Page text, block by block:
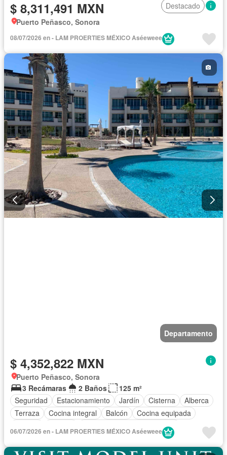
$ 8,311,491 MXN
Destacado
Puerto Peñasco, Sonora
08/07/2026 en - LAM PROERTIES MÉXICO Aséeweee
Departamento
$ 4,352,822 MXN
Puerto Peñasco, Sonora
3 Recámaras
2 Baños
125 m²
Seguridad
Estacionamiento Jardín Cisterna
Alberca
Terraza
Cocina integral Balcón
Cocina equipada
Circuito cerrado de televisión
Jacuzzi
Agua
Cuarto de Limpieza
Cancha de tenis Chimenea
06/07/2026 en - LAM PROERTIES MÉXICO Aséeweee